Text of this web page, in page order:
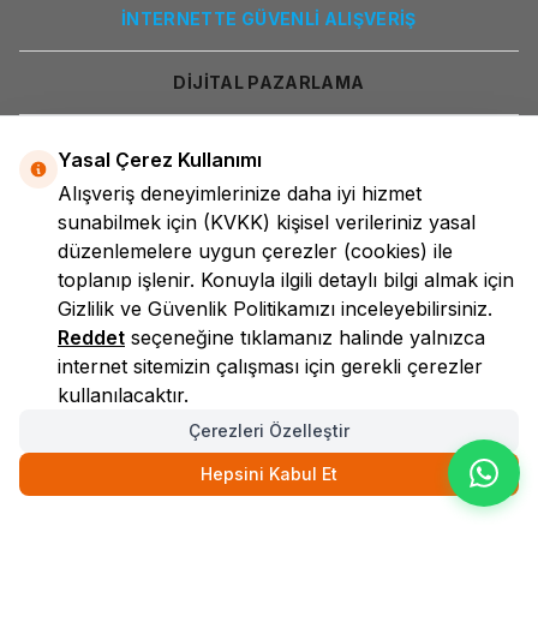
İNTERNETTE GÜVENLİ ALIŞVERİŞ
DİJİTAL PAZARLAMA
LokmanAVM
Yasal Çerez Kullanımı
Alışveriş deneyimlerinize daha iyi hizmet
sunabilmek için (KVKK) kişisel verileriniz yasal
düzenlemelere uygun çerezler (cookies) ile
toplanıp işlenir. Konuyla ilgili detaylı bilgi almak için
Gizlilik ve Güvenlik Politikamızı inceleyebilirsiniz.
Reddet seçeneğine tıklamanız halinde yalnızca
internet sitemizin çalışması için gerekli çerezler
kullanılacaktır.
Çerezleri Özelleştir
Hepsini Kabul Et